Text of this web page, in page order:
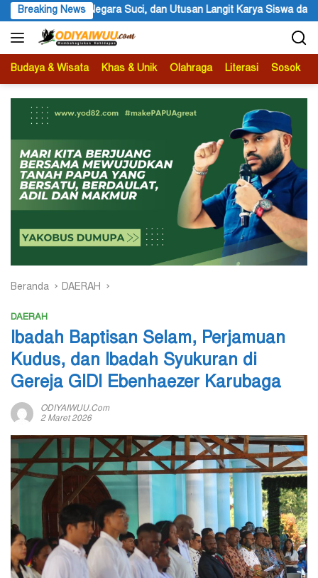
Langsung
ke
konten
Breaking News
Siswa dan Siswi SMA Negeri 1 Dogiyai Anggota
Budaya & Wisata Khas & Unik Olahraga Literasi Sosok
Beranda DAERAH
DAERAH
Ibadah Baptisan Selam, Perjamuan
Kudus, dan Ibadah Syukuran di
Gereja GIDI Ebenhaezer Karubaga
ODIYAIWUU.com
2 Maret 2026